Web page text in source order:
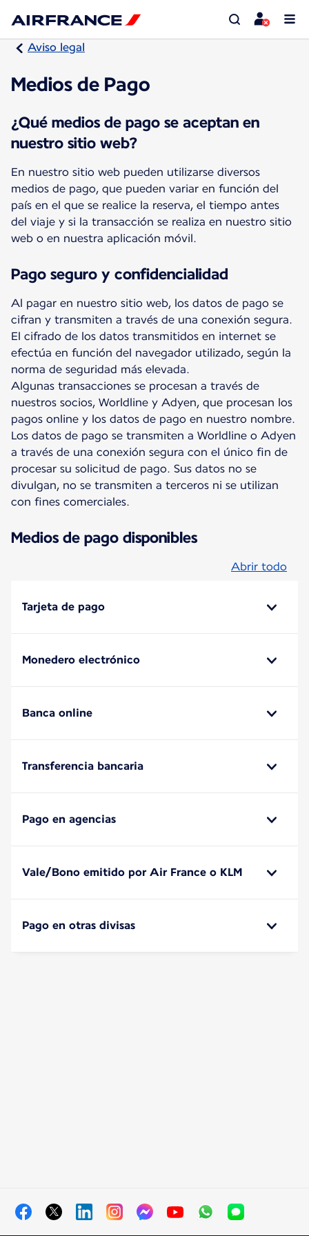
Aviso legal
Medios de Pago
¿Qué medios de pago se aceptan en
nuestro sitio web?
En nuestro sitio web pueden utilizarse diversos
medios de pago, que pueden variar en función del
país en el que se realice la reserva, el tiempo antes
del viaje y si la transacción se realiza en nuestro sitio
web o en nuestra aplicación móvil.
Pago seguro y confidencialidad
Al pagar en nuestro sitio web, los datos de pago se
cifran y transmiten a través de una conexión segura.
El cifrado de los datos transmitidos en internet se
efectúa en función del navegador utilizado, según la
norma de seguridad más elevada.
Algunas transacciones se procesan a través de
nuestros socios, Worldline y Adyen, que procesan los
pagos online y los datos de pago en nuestro nombre.
Los datos de pago se transmiten a Worldline o Adyen
a través de una conexión segura con el único fin de
procesar su solicitud de pago. Sus datos no se
divulgan, no se transmiten a terceros ni se utilizan
con fines comerciales.
Medios de pago disponibles
Abrir todo
Tarjeta de pago
Monedero electrónico
Banca online
Transferencia bancaria
Pago en agencias
Vale/Bono emitido por Air France o KLM
Pago en otras divisas